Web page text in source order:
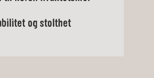
og stolthet